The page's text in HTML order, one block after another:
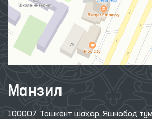
Манзил
100007, Тошкент шаҳар, Яшнобод